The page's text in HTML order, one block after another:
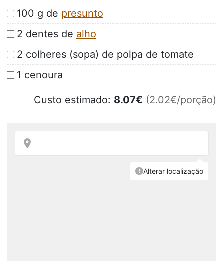
100 g de presunto
2 dentes de alho
2 colheres (sopa) de polpa de tomate
1 cenoura
Custo estimado: 8.07€ (2.02€/porção)